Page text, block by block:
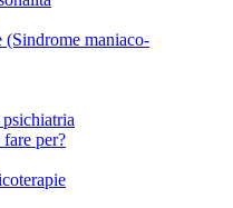
maniaco-
per?